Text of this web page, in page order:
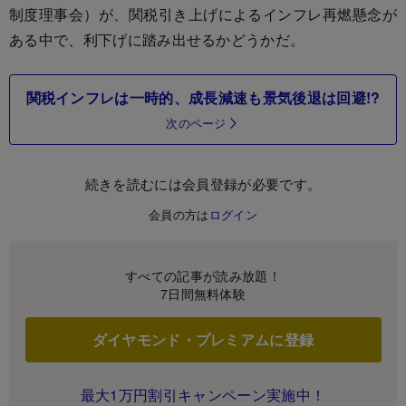
制度理事会）が、関税引き上げによるインフレ再燃懸念が
ある中で、利下げに踏み出せるかどうかだ。
関税インフレは一時的、成長減速も景気後退は回避!?
次のページ
続きを読むには会員登録が必要です。
会員の方は ログイン
すべての記事が読み放題！
7日間無料体験
ダイヤモンド・プレミアムに登録
最大1万円割引キャンペーン実施中！